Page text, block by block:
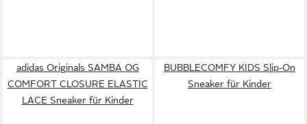
adidas Originals SAMBA OG
COMFORT CLOSURE ELASTIC
LACE Sneaker für Kinder
BUBBLECOMFY KIDS Slip-On
Sneaker für Kinder